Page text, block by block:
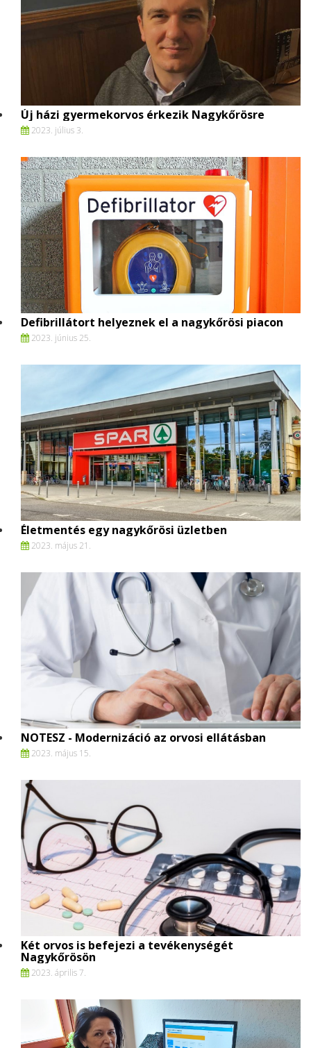
Új házi gyermekorvos érkezik Nagykőrösre
2023. július 3.
Defibrillátort helyeznek el a nagykőrösi piacon
2023. június 25.
Életmentés egy nagykőrösi üzletben
2023. május 21.
NOTESZ - Modernizáció az orvosi ellátásban
2023. május 15.
Két orvos is befejezi a tevékenységét
Nagykőrösön
2023. április 7.